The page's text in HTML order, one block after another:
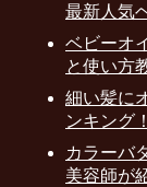
最新人気
ベビーオ
と使い方
細い髪に
ンキング
カラーバ
美容師が